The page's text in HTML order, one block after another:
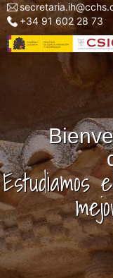
Pasar
al
contenido
Menu
top
left
+34 91 602 28 73